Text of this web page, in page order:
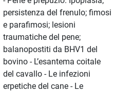
persistenza del frenulo; fimosi
e parafimosi; lesioni
traumatiche del pene;
balanopostiti da BHV1 del
bovino - L’esantema coitale
del cavallo - Le infezioni
erpetiche del cane - Le